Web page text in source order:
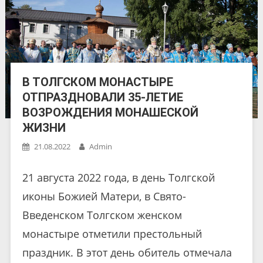
В ТОЛГСКОМ МОНАСТЫРЕ
ОТПРАЗДНОВАЛИ 35-ЛЕТИЕ
ВОЗРОЖДЕНИЯ МОНАШЕСКОЙ
ЖИЗНИ
21.08.2022 Admin
21 августа 2022 года, в день Толгской
иконы Божией Матери, в Свято-
Введенском Толгском женском
монастыре отметили престольный
праздник. В этот день обитель отмечала